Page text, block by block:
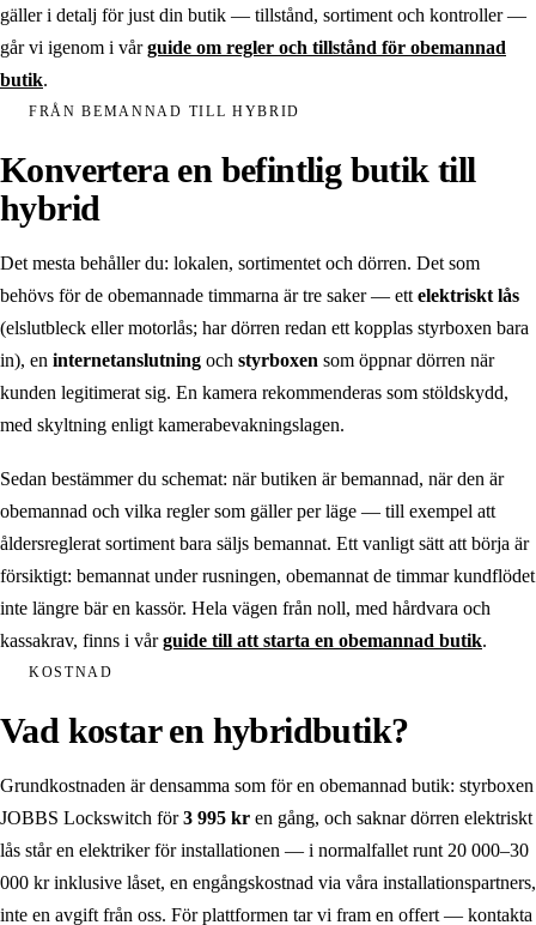
gäller i detalj för just din butik — tillstånd, sortiment och kontroller —
går vi igenom i vårguide om regler och tillstånd för obemannad
butik.
FRÅN BEMANNAD TILL HYBRID
Konvertera en befintlig butik till
hybrid
Det mesta behåller du: lokalen, sortimentet och dörren. Det som
behövs för de obemannade timmarna är tre saker — ett elektriskt lås
(elslutbleck eller motorlås; har dörren redan ett kopplas styrboxen bara
in), en internetanslutning och styrboxen som öppnar dörren när
kunden legitimerat sig. En kamera rekommenderas som stöldskydd,
med skyltning enligt kamerabevakningslagen.
Sedan bestämmer du schemat: när butiken är bemannad, när den är
obemannad och vilka regler som gäller per läge — till exempel att
åldersreglerat sortiment bara säljs bemannat. Ett vanligt sätt att börja är
försiktigt: bemannat under rusningen, obemannat de timmar kundflödet
inte längre bär en kassör. Hela vägen från noll, med hårdvara och
kassakrav, finns i vårguide till att starta en obemannad butik.
KOSTNAD
Vad kostar en hybridbutik?
Grundkostnaden är densamma som för en obemannad butik: styrboxen
JOBBS Lockswitch för3 995 kr en gång, och saknar dörren elektriskt
lås står en elektriker för installationen — i normalfallet runt 20 000–30
000 kr inklusive låset, en engångskostnad via våra installationspartners,
inte en avgift från oss. För plattformen tar vi fram en offert — kontakta